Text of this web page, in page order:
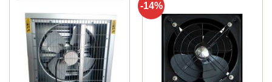
-14%